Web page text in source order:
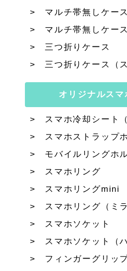
マルチ帯無しケー
マルチ帯無しケー
三つ折りケース
三つ折りケース（
オリジナルス
スマホ冷却シート
スマホストラップ
モバイルリングホ
スマホリング
スマホリングmini
スマホリング（ミ
スマホソケット
スマホソケット（
フィンガーグリッ